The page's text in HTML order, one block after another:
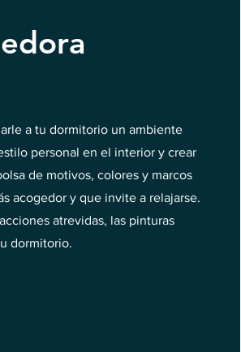
a tu dormitorio un ambiente
personal en el interior y crear
de motivos, colores y marcos
acogedor y que invite a relajarse.
atrevidas, las pinturas
dormitorio.